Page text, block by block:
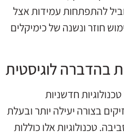
להתפתחות עמידות אצל
חוזר ונשנה של כימיקלים
בהדברה לוגיסטית
חדשניות
בצורה יעילה יותר ובעלת
טכנולוגיות אלו כוללות